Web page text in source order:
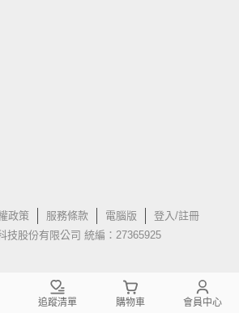
政策 服務條款 電腦版
登入/註冊
技股份有限公司 統編：27365925
追蹤清單 購物車 會員中心